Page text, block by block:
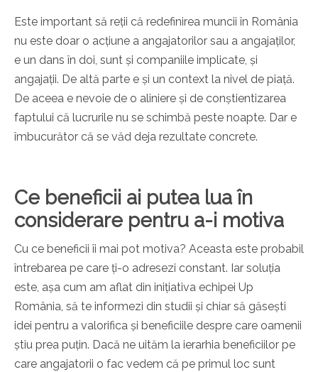
Este important să reții că redefinirea muncii în România
nu este doar o acțiune a angajatorilor sau a angajaților,
e un dans în doi, sunt și companiile implicate, și
angajații. De altă parte e și un context la nivel de piață.
De aceea e nevoie de o aliniere și de conștientizarea
faptului că lucrurile nu se schimbă peste noapte. Dar e
îmbucurător că se văd deja rezultate concrete.
Ce beneficii ai putea lua în
considerare pentru a-i motiva
Cu ce beneficii îi mai pot motiva? Aceasta este probabil
întrebarea pe care ți-o adresezi constant. Iar soluția
este, așa cum am aflat din inițiativa echipei Up
România, să te informezi din studii și chiar să găsești
idei pentru a valorifica și beneficiile despre care oamenii
știu prea puțin. Dacă ne uităm la ierarhia beneficiilor pe
care angajatorii o fac vedem că pe primul loc sunt